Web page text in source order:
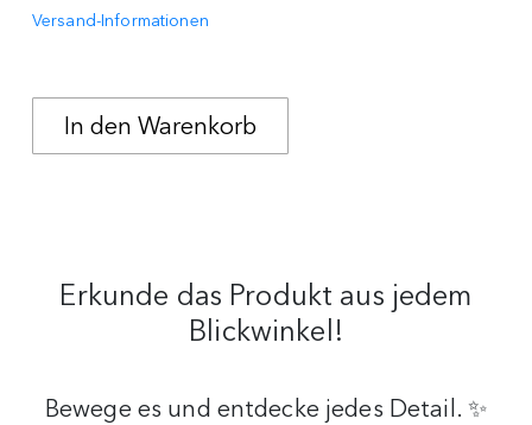
Versand-Informationen
Erkunde das Produkt aus jedem
Blickwinkel!
Bewege es und entdecke jedes Detail. ✨